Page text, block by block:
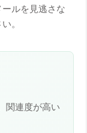
ルを見逃さな
。
関連度が高い